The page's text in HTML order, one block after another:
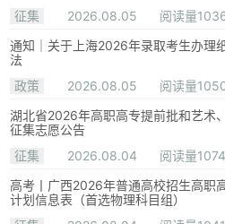
征集 2026.08.05
阅读量
通知｜关于上海2026年录取考生办理
法
政策
2026.08.05
阅读量
湖北省2026年高职高专提前批和艺术
征集志愿公告
征集
2026.08.04
阅读量1074
高考丨广西2026年普通高校招生高职
计划信息表（首选物理科目组）